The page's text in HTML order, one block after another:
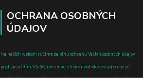
OCHRANA OSOBNÝCH
ÚDAJOV
Na našich weboch ručíme za plnú ochranu Vašich osobných údajov
pred zneužitím. Všetky informácie, ktoré uvediete o svojej osobe, sú
chránené v zmysle zákona č.122/2013 Z.z. o ochrane osobných údajov